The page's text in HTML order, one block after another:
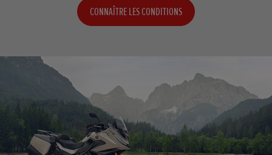
CONNAÎTRE LES CONDITIONS